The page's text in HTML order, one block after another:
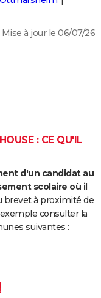
Mise à jour le 06/07/26
: CE QU'IL
d'un candidat au
scolaire où il
brevet à proximité de
consulter la
suivantes :